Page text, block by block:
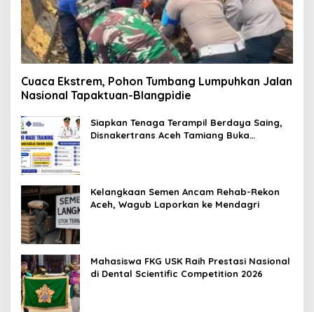
Cuaca Ekstrem, Pohon Tumbang Lumpuhkan Jalan
Nasional Tapaktuan-Blangpidie
Siapkan Tenaga Terampil Berdaya Saing,
Disnakertrans Aceh Tamiang Buka
Kelangkaan Semen Ancam Rehab-Rekon
Aceh, Wagub Laporkan ke Mendagri
Mahasiswa FKG USK Raih Prestasi Nasional
di Dental Scientific Competition 2026